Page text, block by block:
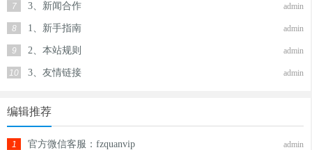
7 admin
3、新闻合作
8 admin
1、新手指南
9 admin
2、本站规则
10 admin
3、友情链接
编辑推荐
1 admin
官方微信客服：fzquanvip